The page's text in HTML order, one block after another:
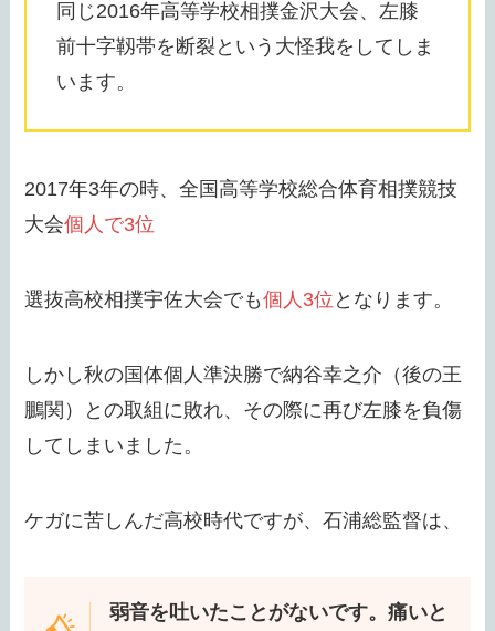
同じ2016年高等学校相撲金沢大会、左膝
前十字靱帯を断裂という大怪我をしてしま
います。
2017年3年の時、全国高等学校総合体育相撲競技
大会個人で3位
選抜高校相撲宇佐大会でも個人3位 となります。
しかし秋の国体個人準決勝で納谷幸之介（後の王
鵬関）との取組に敗れ、その際に再び左膝を負傷
してしまいました。
ケガに苦しんだ高校時代ですが、石浦総監督は、
弱音を吐いたことがないです。痛いと